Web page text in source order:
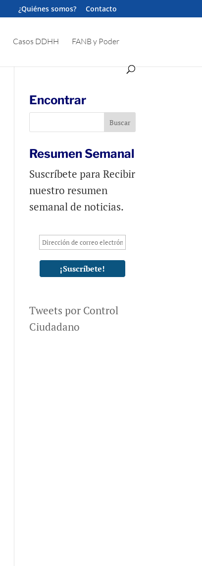
¿Quiénes somos? Contacto
Casos DDHH FANB y Poder
Encontrar
Resumen Semanal
Suscríbete para Recibir
nuestro resumen
semanal de noticias.
Tweets por Control
Ciudadano